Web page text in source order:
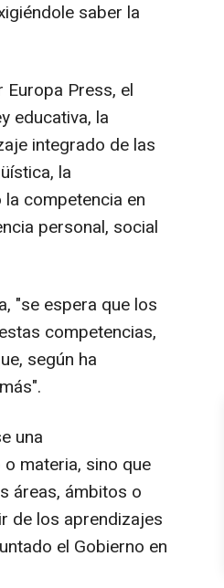
saber la
Press, el
educativa, la
integrado de las
la
competencia en
personal, social
"se espera que los
competencias,
según ha
una
materia, sino que
áreas, ámbitos o
de los aprendizajes
el Gobierno en